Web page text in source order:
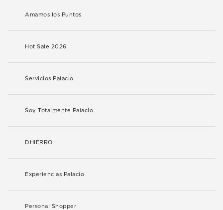
Amamos los Puntos
Hot Sale 2026
Servicios Palacio
Soy Totalmente Palacio
DHIERRO
Experiencias Palacio
Personal Shopper